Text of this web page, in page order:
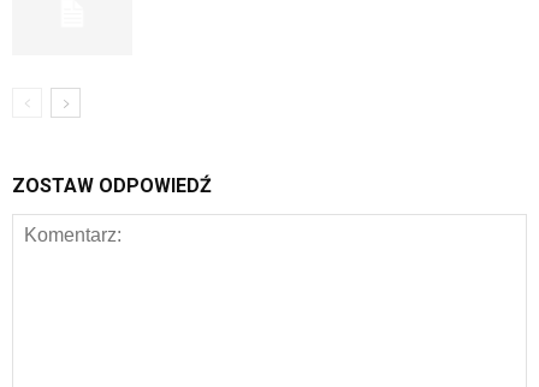
ZOSTAW ODPOWIEDŹ